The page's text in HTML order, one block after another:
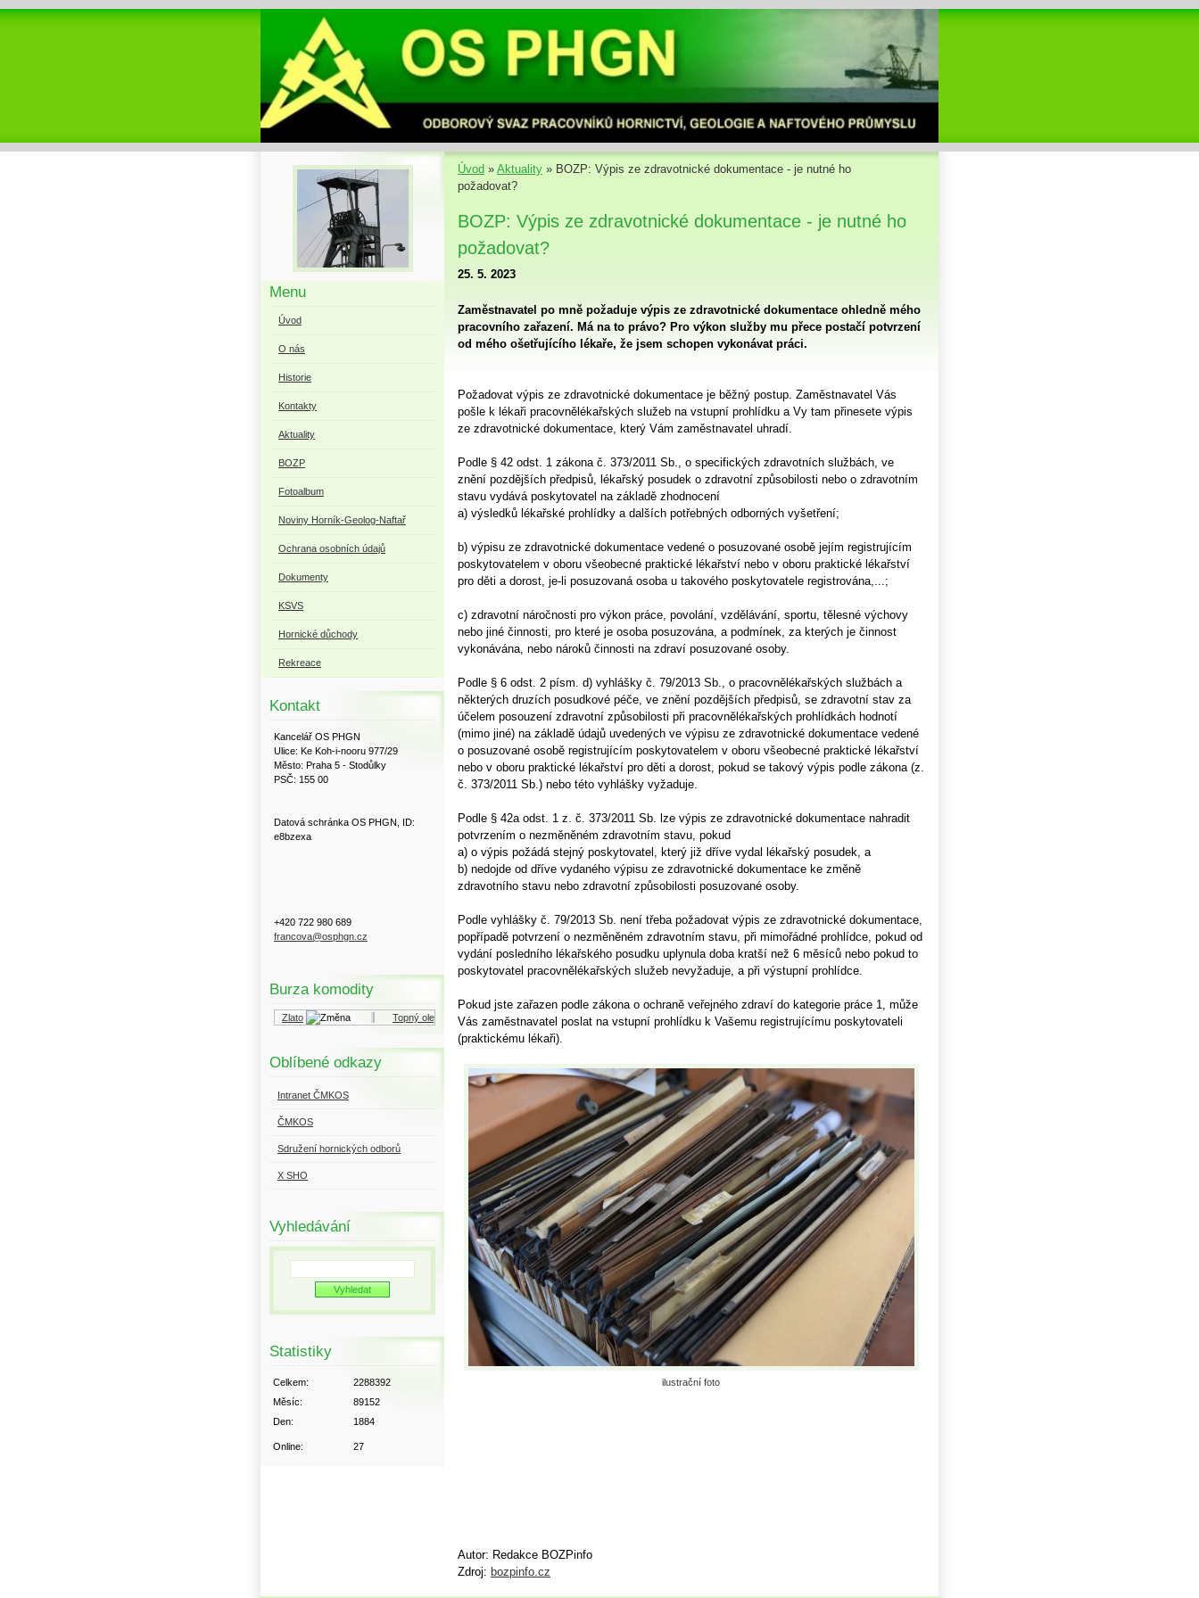
Úvod » Aktuality » BOZP: Výpis ze zdravotnické dokumentace - je nutné ho
požadovat?
BOZP: Výpis ze zdravotnické dokumentace - je nutné ho
požadovat?
25. 5. 2023
Zaměstnavatel po mně požaduje výpis ze zdravotnické dokumentace ohledně mého
pracovního zařazení. Má na to právo? Pro výkon služby mu přece postačí potvrzení
od mého ošetřujícího lékaře, že jsem schopen vykonávat práci.
Požadovat výpis ze zdravotnické dokumentace je běžný postup. Zaměstnavatel Vás
pošle k lékaři pracovnělékařských služeb na vstupní prohlídku a Vy tam přinesete výpis
ze zdravotnické dokumentace, který Vám zaměstnavatel uhradí.
Podle § 42 odst. 1 zákona č. 373/2011 Sb., o specifických zdravotních službách, ve
znění pozdějších předpisů, lékařský posudek o zdravotní způsobilosti nebo o zdravotním
stavu vydává poskytovatel na základě zhodnocení
a) výsledků lékařské prohlídky a dalších potřebných odborných vyšetření;
b) výpisu ze zdravotnické dokumentace vedené o posuzované osobě jejím registrujícím
poskytovatelem v oboru všeobecné praktické lékařství nebo v oboru praktické lékařství
pro děti a dorost, je-li posuzovaná osoba u takového poskytovatele registrována,...;
c) zdravotní náročnosti pro výkon práce, povolání, vzdělávání, sportu, tělesné výchovy
nebo jiné činnosti, pro které je osoba posuzována, a podmínek, za kterých je činnost
vykonávána, nebo nároků činnosti na zdraví posuzované osoby.
Podle § 6 odst. 2 písm. d) vyhlášky č. 79/2013 Sb., o pracovnělékařských službách a
některých druzích posudkové péče, ve znění pozdějších předpisů, se zdravotní stav za
účelem posouzení zdravotní způsobilosti při pracovnělékařských prohlídkách hodnotí
(mimo jiné) na základě údajů uvedených ve výpisu ze zdravotnické dokumentace vedené
o posuzované osobě registrujícím poskytovatelem v oboru všeobecné praktické lékařství
nebo v oboru praktické lékařství pro děti a dorost, pokud se takový výpis podle zákona (z.
č. 373/2011 Sb.) nebo této vyhlášky vyžaduje.
Podle § 42a odst. 1 z. č. 373/2011 Sb. lze výpis ze zdravotnické dokumentace nahradit
potvrzením o nezměněném zdravotním stavu, pokud
a) o výpis požádá stejný poskytovatel, který již dříve vydal lékařský posudek, a
b) nedojde od dříve vydaného výpisu ze zdravotnické dokumentace ke změně
zdravotního stavu nebo zdravotní způsobilosti posuzované osoby.
Podle vyhlášky č. 79/2013 Sb. není třeba požadovat výpis ze zdravotnické dokumentace,
popřípadě potvrzení o nezměněném zdravotním stavu, při mimořádné prohlídce, pokud od
vydání posledního lékařského posudku uplynula doba kratší než 6 měsíců nebo pokud to
poskytovatel pracovnělékařských služeb nevyžaduje, a při výstupní prohlídce.
Pokud jste zařazen podle zákona o ochraně veřejného zdraví do kategorie práce 1, může
Vás zaměstnavatel poslat na vstupní prohlídku k Vašemu registrujícímu poskytovateli
(praktickému lékaři).
ilustrační foto
Autor: Redakce BOZPinfo
Zdroj: bozpinfo.cz
Menu
Úvod
O nás
Historie
Kontakty
Aktuality
BOZP
Fotoalbum
Noviny Horník-Geolog-Naftař
Ochrana osobních údajů
Dokumenty
KSVS
Hornické důchody
Rekreace
Kontakt
Kancelář OS PHGN
Ulice: Ke Koh-i-nooru 977/29
Město: Praha 5 - Stodůlky
PSČ: 155 00
Datová schránka OS PHGN, ID:
e8bzexa
+420 722 980 689
francova@osphgn.cz
Burza komodity
Zlato Topný olej Zemní plyn Motorová nafta Uhlí US index
Oblíbené odkazy
Intranet ČMKOS
ČMKOS
Sdružení hornických odborů
X SHO
Vyhledávání
Statistiky
Online: 27
Celkem:
2288392
Měsíc:
89152
Den:
1884